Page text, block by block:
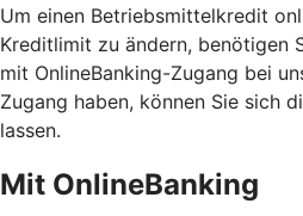
Um einen Betriebsmittelkredit
Kreditlimit zu ändern, benötigen
mit OnlineBanking-Zugang bei
Zugang haben, können Sie sich
lassen.
Mit OnlineBanking